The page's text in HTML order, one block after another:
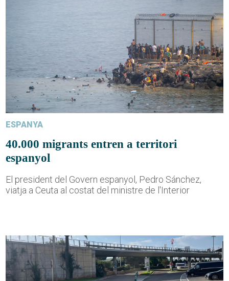
ESPANYA
40.000 migrants entren a territori
espanyol
El president del Govern espanyol, Pedro Sánchez,
viatja a Ceuta al costat del ministre de l'Interior